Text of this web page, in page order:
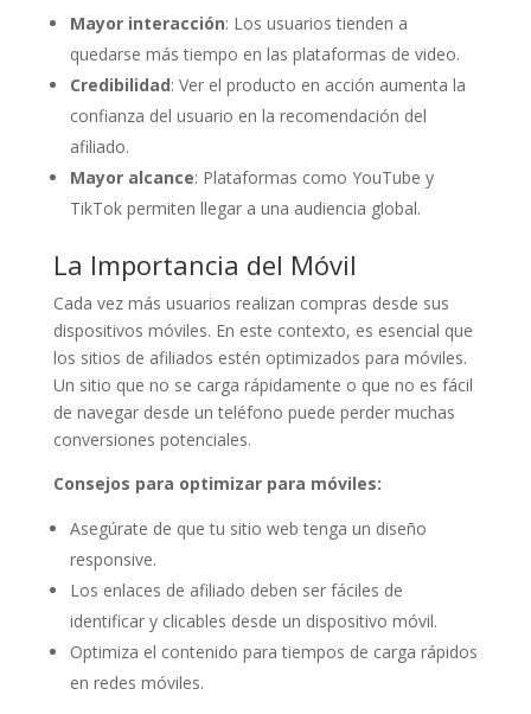
Mayor interacción: Los usuarios tienden a
quedarse más tiempo en las plataformas de video.
Credibilidad: Ver el producto en acción aumenta la
confianza del usuario en la recomendación del
afiliado.
Mayor alcance: Plataformas como YouTube y
TikTok permiten llegar a una audiencia global.
La Importancia del Móvil
Cada vez más usuarios realizan compras desde sus
dispositivos móviles. En este contexto, es esencial que
los sitios de afiliados estén optimizados para móviles.
Un sitio que no se carga rápidamente o que no es fácil
de navegar desde un teléfono puede perder muchas
conversiones potenciales.
Consejos para optimizar para móviles:
Asegúrate de que tu sitio web tenga un diseño
responsive.
Los enlaces de afiliado deben ser fáciles de
identificar y clicables desde un dispositivo móvil.
Optimiza el contenido para tiempos de carga rápidos
en redes móviles.